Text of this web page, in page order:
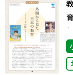
行